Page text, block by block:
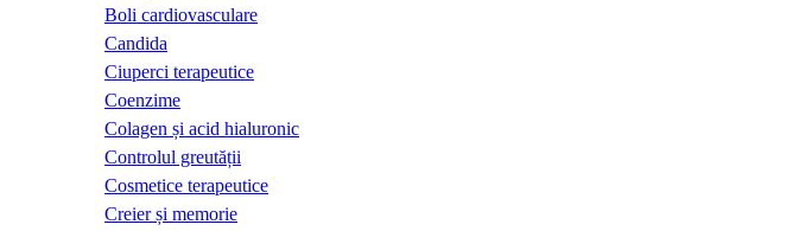
Boli cardiovasculare
Candida
Ciuperci terapeutice
Coenzime
Colagen și acid hialuronic
Controlul greutății
Cosmetice terapeutice
Creier și memorie